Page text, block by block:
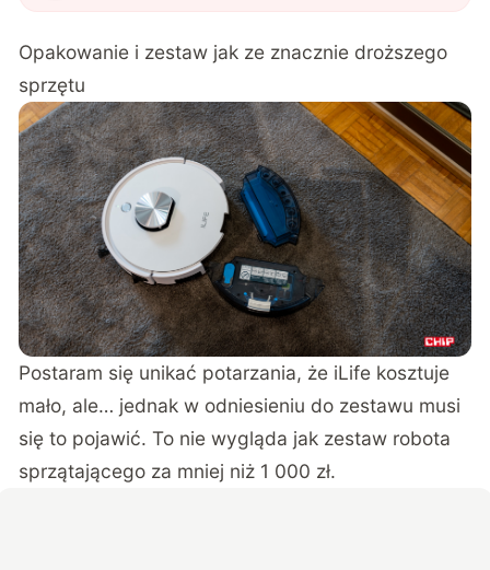
Opakowanie i zestaw jak ze znacznie droższego
sprzętu
Postaram się unikać potarzania, że iLife kosztuje
mało, ale… jednak w odniesieniu do zestawu musi
się to pojawić. To nie wygląda jak zestaw robota
sprzątającego za mniej niż 1 000 zł.